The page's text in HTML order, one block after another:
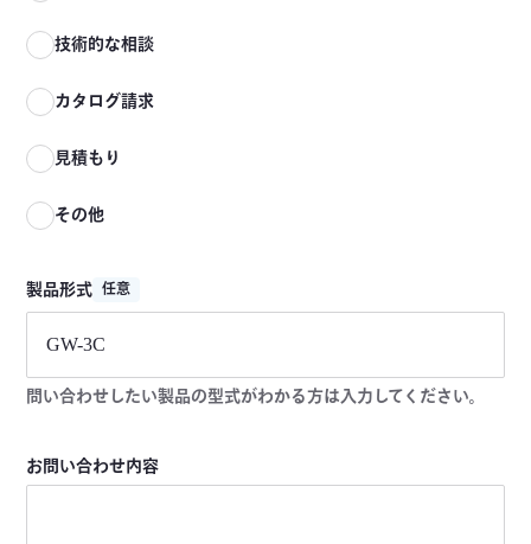
技術的な相談
カタログ請求
見積もり
その他
製品形式 任意
問い合わせしたい製品の型式がわかる方は入力してください。
お問い合わせ内容